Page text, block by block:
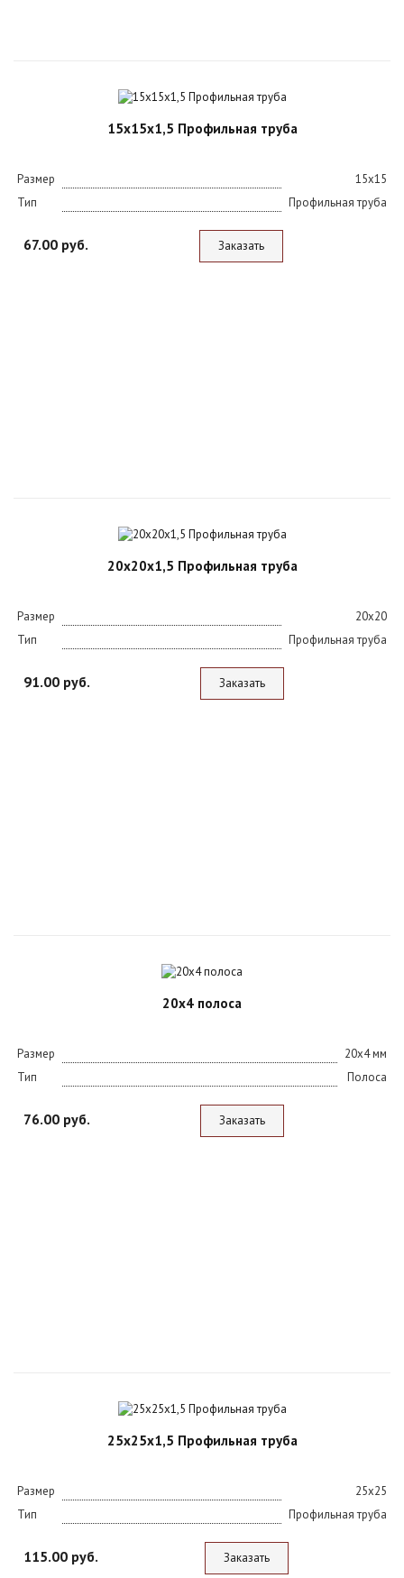
15х15х1,5 Профильная труба
Размер
15х15
Тип
Профильная труба
67.00 руб. Заказать
20х20х1,5 Профильная труба
Размер
20x20
Тип
Профильная труба
91.00 руб. Заказать
20х4 полоса
Размер
20х4 мм
Тип
Полоса
76.00 руб. Заказать
25х25х1,5 Профильная труба
Размер
25х25
Тип
Профильная труба
115.00 руб. Заказать